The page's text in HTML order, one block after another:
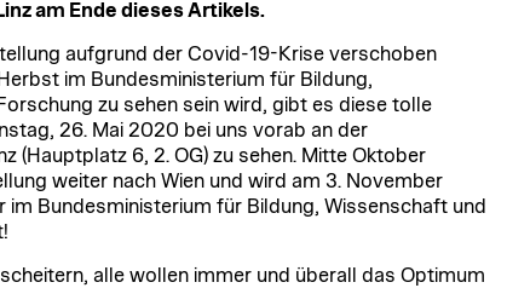
am Ende dieses Artikels.
aufgrund der Covid-19-Krise verschoben
im Bundesministerium für Bildung,
zu sehen sein wird, gibt es diese tolle
26. Mai 2020 bei uns vorab an der
(Hauptplatz 6, 2. OG) zu sehen. Mitte Oktober
weiter nach Wien und wird am 3. November
im Bundesministerium für Bildung, Wissenschaft und
alle wollen immer und überall das Optimum